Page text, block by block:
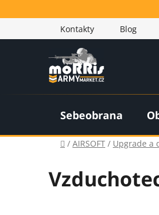
na
Kontakty
Blog
Sebeobrana
Domů
/ AIRSOFT / Upgrade a